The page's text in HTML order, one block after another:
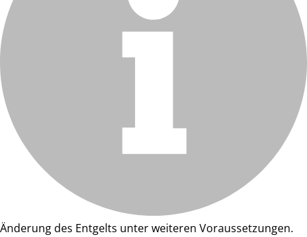
Änderung des Entgelts unter weiteren Voraussetzungen.